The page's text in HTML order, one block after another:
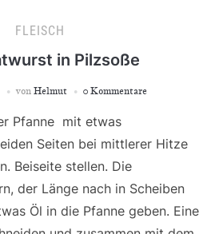
FLEISCH
in Pilzsoße
von Helmut 0 Kommentare
Pfanne mit etwas
Seiten bei mittlerer Hitze
Beiseite stellen. Die
der Länge nach in Scheiben
Öl in die Pfanne geben. Eine